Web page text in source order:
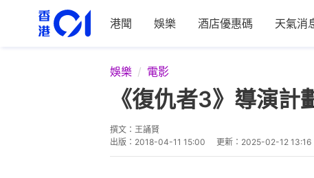
港聞 娛樂 酒店優惠碼 天氣消
娛樂 電影
《復仇者3》導演
撰文： 王誦賢
出版： 2018-04-11 15:00 更新： 2025-02-12 13:16